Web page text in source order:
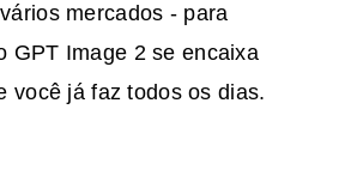
mercados - para
GPT Image 2 se encaixa
você já faz todos os dias.